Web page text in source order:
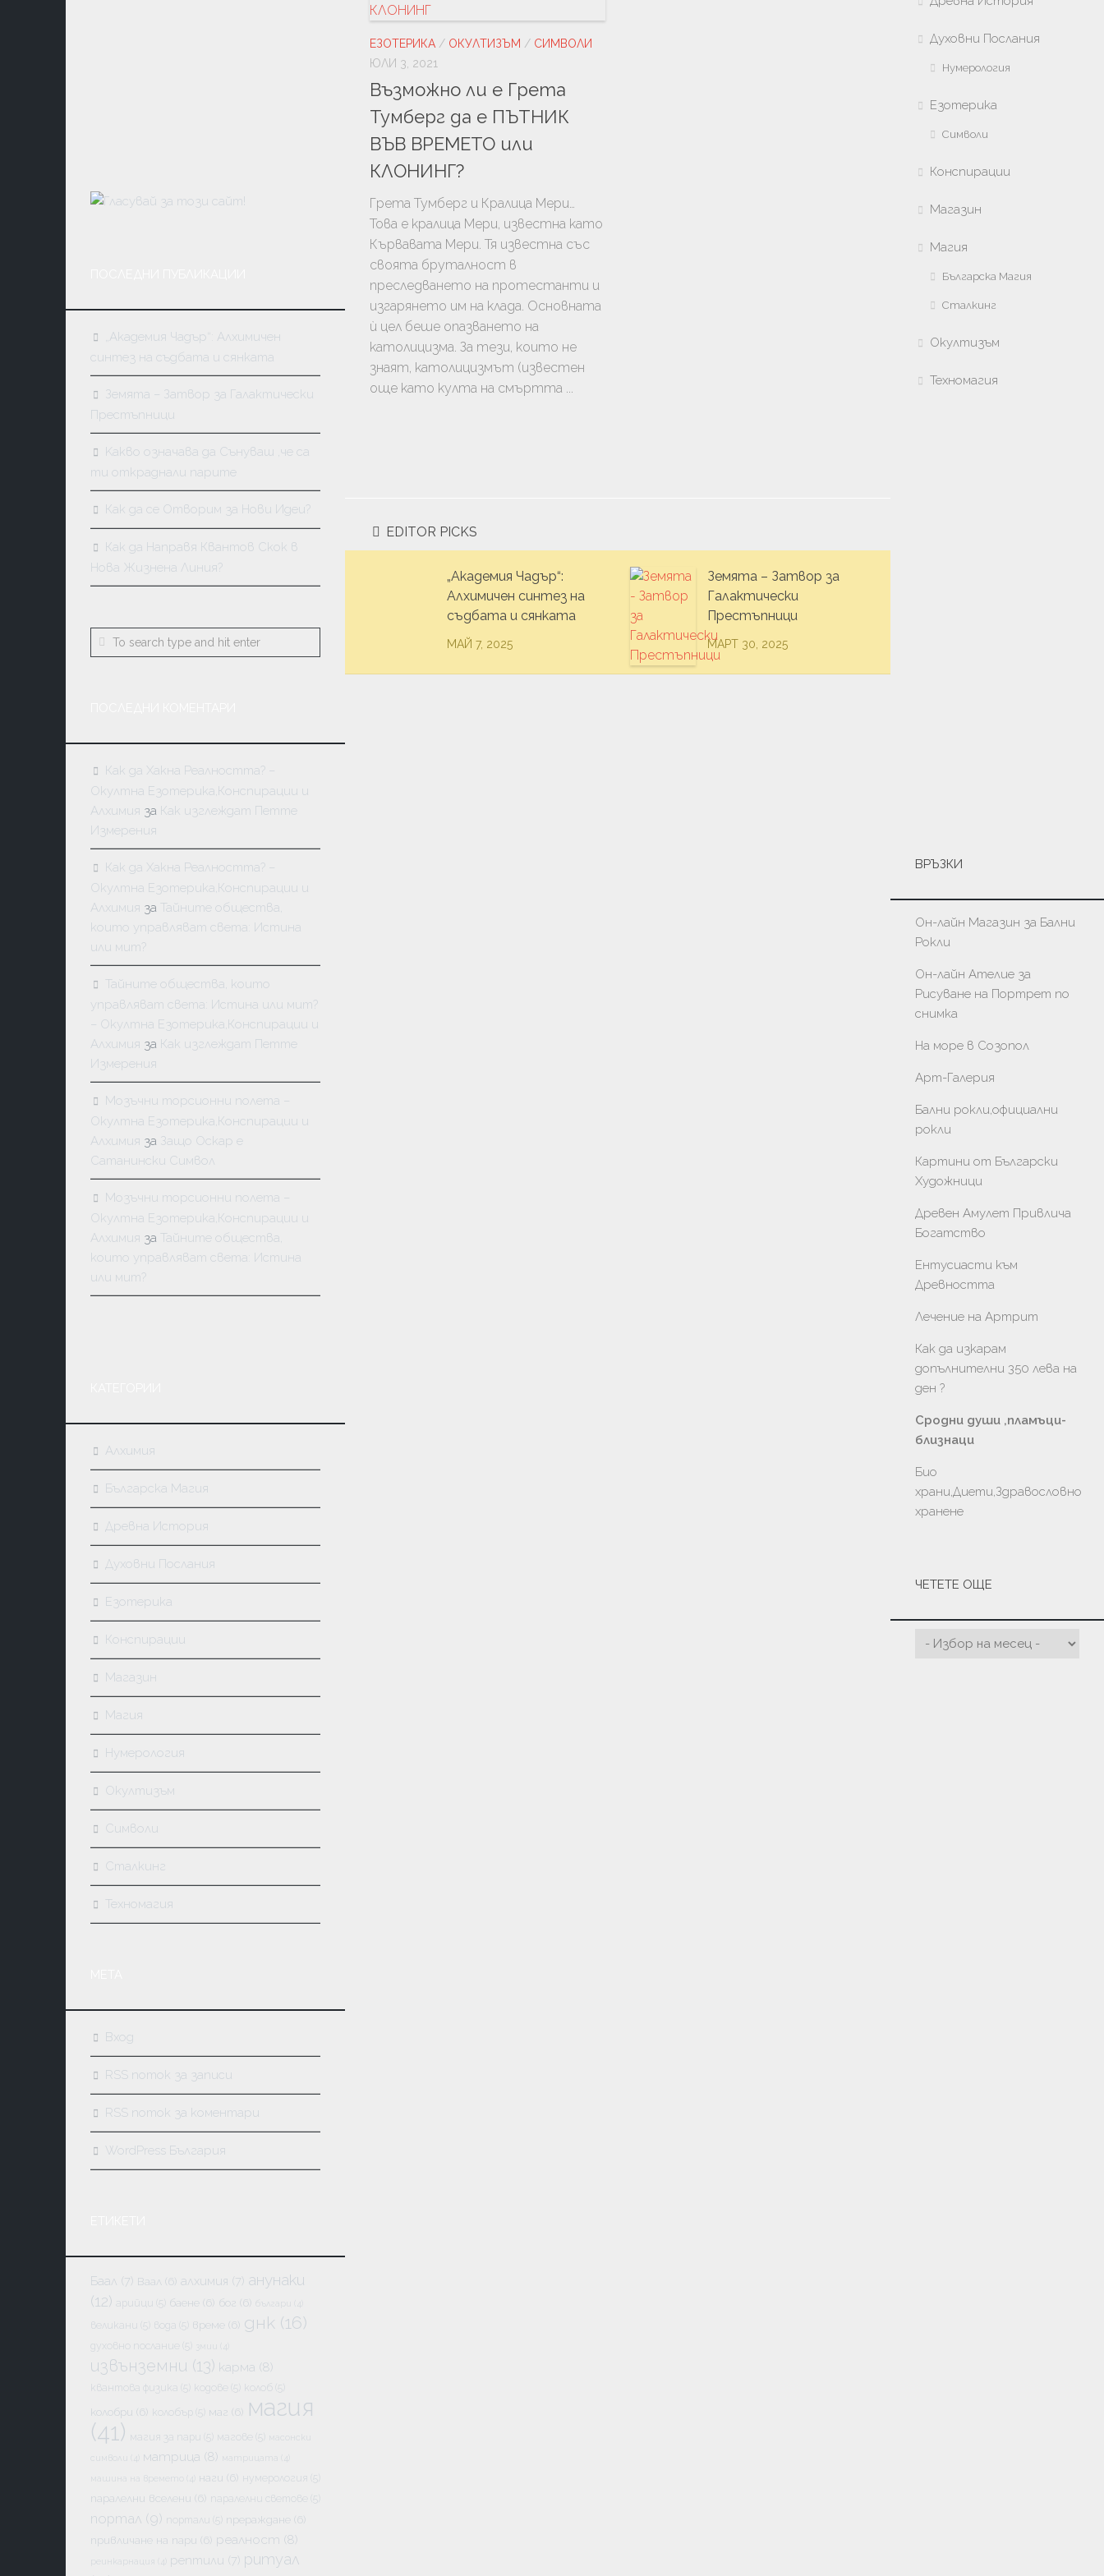
МЕДИТАЦИЯ
АСТРОЛОГИЯ
НУМЕРОЛОГИЯ
МАСОНСТВО
КАРМА
ЕЗОТЕРИКА / ОКУЛТИЗЪМ / СИМВОЛИ
ЮЛИ 3, 2021
Възможно ли е Грета
Тумберг да е ПЪТНИК
ВЪВ ВРЕМЕТО или
КЛОНИНГ?
Грета Тумберг и Кралица Мери…
Това е кралица Мери, известна като
Кървавата Мери. Тя известна със
своята бруталност в
преследването на протестанти и
изгарянето им на клада. Основната
ѝ цел беше опазването на
католицизма. За тези, които не
знаят, католицизмът (известен
още като култа на смъртта ...
EDITOR PICKS
„Академия Чадър“:
Алхимичен синтез на
съдбата и сянката
МАЙ 7, 2025
Земята – Затвор за
Галактически
Престъпници
МАРТ 30, 2025
„Академия Чадър“: Алхимичен
синтез на съдбата и сянката
Земята – Затвор за Галактически
Престъпници
Kакво означава да Сънуваш ,че са
ти откраднали парите
Как да се Отворим за Нови Идеи?
Как да Направя Квантов Скок в
Нова Жизнена Линия?
Как да Хакна Реалността? –
Окултна Езотерика,Конспирации и
Алхимия за Как изглеждат Петте
Измерения
Как да Хакна Реалността? –
Окултна Езотерика,Конспирации и
Алхимия за Тайните общества,
които управляват света: Истина
или мит?
Тайните общества, които
управляват света: Истина или мит?
– Окултна Езотерика,Конспирации и
Алхимия за Как изглеждат Петте
Измерения
Мозъчни торсионни полета –
Окултна Езотерика,Конспирации и
Алхимия за Защо Оскар е
Сатанински Символ
Мозъчни торсионни полета –
Окултна Езотерика,Конспирации и
Алхимия за Тайните общества,
които управляват света: Истина
или мит?
Алхимия
Българска Магия
Древна История
Духовни Послания
Езотерика
Конспирации
Магазин
Магия
Нумерология
Окултизъм
Символи
Сталкинг
Техномагия
Вход
RSS поток за записи
RSS поток за коментари
WordPress България
Баал (7) Ваал (6) алхимия (7) анунаки
(12)
арийци баене (6) бог (6) (4)
великани вода време (6) днк (16)
духовно послание змии (4)
извънземни (13) карма (8)
квантова физика кодове колоб
колобри (6) колобър маг (6) магия
(41) магия за пари магове масонски
символи (4) матрица (8) матрицата (4)
машина на времето (4) наги (6) нумерология
паралелни вселени (6) паралелни светове
портал (9) портали прераждане
(6)
привличане на пари (6) реалност (8)
(4) рептили (7) ритуал
Духовни Послания
Нумерология
Езотерика
Символи
Конспирации
Магазин
Магия
Българска Магия
Сталкинг
Окултизъм
Техномагия
ВРЪЗКИ
Он-лайн Магазин за Бални
Рокли
Он-лайн Ателие за
Рисуване на Портрет по
снимка
На море в Созопол
Арт-Галерия
Бални рокли,официални
рокли
Картини от Български
Художници
Древен Амулет Привлича
Богатство
Ентусиасти към
Древността
Лечение на Артрит
Как да изкарам
допълнителни 350 лева на
ден ?
Сродни души ,пламъци-
близнаци
Био
храни,Диети,Здравословно
хранене
ЧЕТЕТЕ ОЩЕ